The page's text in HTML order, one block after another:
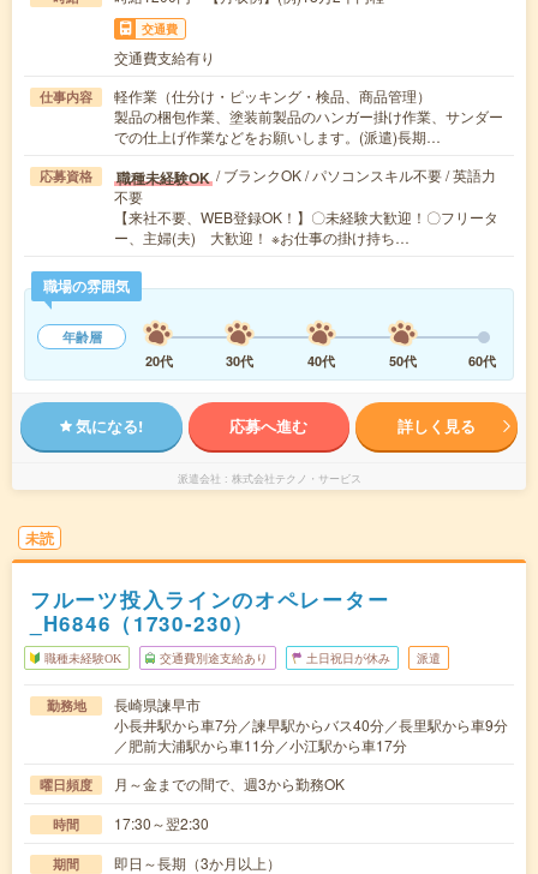
交通費
交通費支給有り
仕事内容
軽作業（仕分け・ピッキング・検品、商品管理）
製品の梱包作業、塗装前製品のハンガー掛け作業、サンダー
での仕上げ作業などをお願いします。(派遣)長期…
応募資格 職種未経験OK / ブランクOK / パソコンスキル不要 / 英語力
不要
【来社不要、WEB登録OK！】〇未経験大歓迎！〇フリータ
ー、主婦(夫) 大歓迎！ ※お仕事の掛け持ち…
職場の雰囲気
年齢層
20代
30代 40代 50代 60代
気になる! 応募へ進む 詳しく見る
派遣会社 株式会社テクノ・サービス
未読
フルーツ投入ラインのオペレーター
_H6846（1730-230）
職種未経験OK 交通費別途支給あり 土日祝日が休み 派遣
勤務地
長崎県諫早市
小長井駅から車7分／諫早駅からバス40分／長里駅から車9分
／肥前大浦駅から車11分／小江駅から車17分
曜日頻度 月～金までの間で、週3から勤務OK
時間 17:30～翌2:30
期間 即日～長期（3か月以上）